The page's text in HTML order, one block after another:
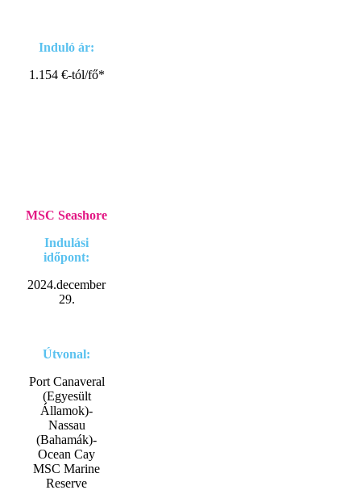
Induló ár:
1.154 €-tól/fő*
MSC Seashore
Indulási
időpont:
2024.december
29.
Útvonal:
Port Canaveral
(Egyesült
Államok)-
Nassau
(Bahamák)-
Ocean Cay
MSC Marine
Reserve